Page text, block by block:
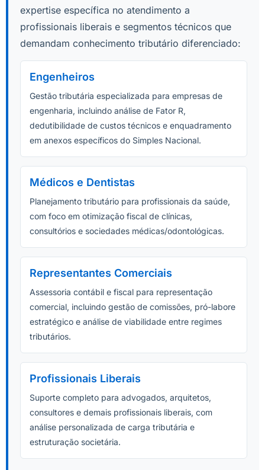
expertise específica no atendimento a
profissionais liberais e segmentos técnicos que
demandam conhecimento tributário diferenciado:
Engenheiros
Gestão tributária especializada para empresas de
engenharia, incluindo análise de Fator R,
dedutibilidade de custos técnicos e enquadramento
em anexos específicos do Simples Nacional.
Médicos e Dentistas
Planejamento tributário para profissionais da saúde,
com foco em otimização fiscal de clínicas,
consultórios e sociedades médicas/odontológicas.
Representantes Comerciais
Assessoria contábil e fiscal para representação
comercial, incluindo gestão de comissões, pró-labore
estratégico e análise de viabilidade entre regimes
tributários.
Profissionais Liberais
Suporte completo para advogados, arquitetos,
consultores e demais profissionais liberais, com
análise personalizada de carga tributária e
estruturação societária.